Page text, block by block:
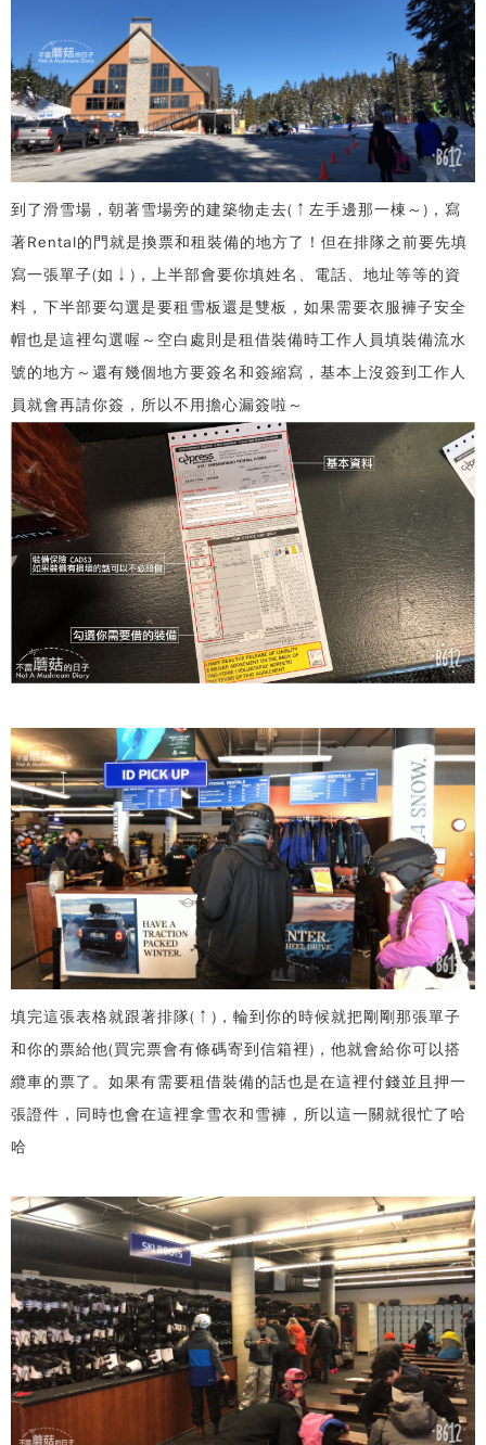
到了滑雪場，朝著雪場旁的建築物走去(↑左手邊那一棟～)，寫
著Rental的門就是換票和租裝備的地方了！但在排隊之前要先填
寫一張單子(如↓)，上半部會要你填姓名、電話、地址等等的資
料，下半部要勾選是要租雪板還是雙板，如果需要衣服褲子安全
帽也是這裡勾選喔～空白處則是租借裝備時工作人員填裝備流水
號的地方～還有幾個地方要簽名和簽縮寫，基本上沒簽到工作人
員就會再請你簽，所以不用擔心漏簽啦～
填完這張表格就跟著排隊(↑)，輪到你的時候就把剛剛那張單子
和你的票給他(買完票會有條碼寄到信箱裡)，他就會給你可以搭
纜車的票了。如果有需要租借裝備的話也是在這裡付錢並且押一
張證件，同時也會在這裡拿雪衣和雪褲，所以這一關就很忙了哈
哈